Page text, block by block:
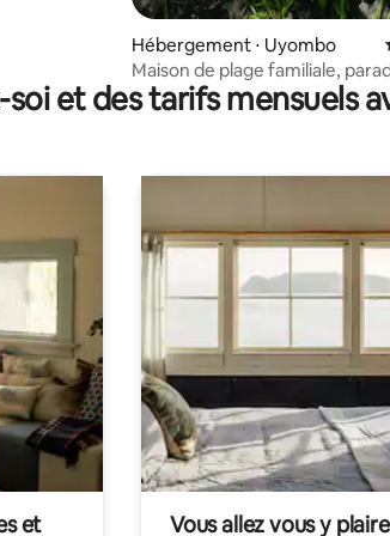
Hébergement ⋅ Uyombo
Maison de plage familiale,
ornithologues.
et des tarifs mensuels
et
Vous allez vous y plaire